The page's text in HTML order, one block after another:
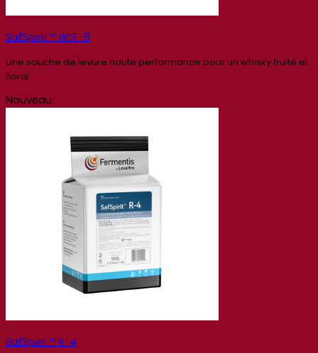
SafSpirit™ WFF-8
Une souche de levure haute performance pour un whisky fruité et
floral
Nouveau
SafSpirit™ R-4